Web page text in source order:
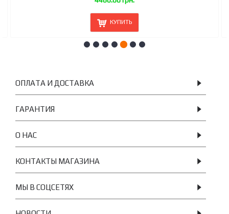
ОПЛАТА И ДОСТАВКА
ГАРАНТИЯ
О НАС
КОНТАКТЫ МАГАЗИНА
МЫ В СОЦСЕТЯХ